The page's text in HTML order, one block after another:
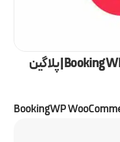
افزونه نوبت‌دهی ووکامرس BookingWP | پلاگین
BookingWP